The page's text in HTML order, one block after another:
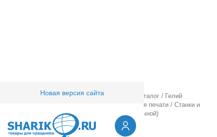
Новая версия сайта
Товары для праздника/ Оптовый каталог / Гелий
Оборудование для печати / Станки и
Станок для печати на шарах (ручной)